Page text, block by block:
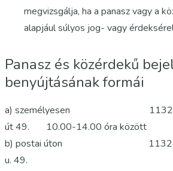
megvizsgálja, ha a panasz vagy a
alapjául súlyos jog- vagy
Panasz és közérdekű
benyújtásának formái
a) személyesen 1132
út 49. 10.00-14.00 óra között
b) postai úton 1132
u. 49.